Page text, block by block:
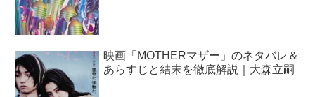
映画「MOTHERマザー」のネタバレ＆
あらすじと結末を徹底解説｜大森立嗣